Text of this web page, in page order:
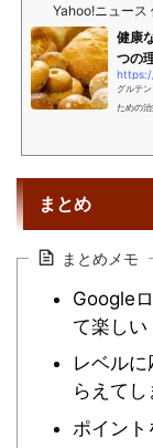
Yahoo!ニュース
健康
つの
グルテ
ための
まとめ
まとめメモ
Google
て楽しい
レベル
らえてし
ポイン